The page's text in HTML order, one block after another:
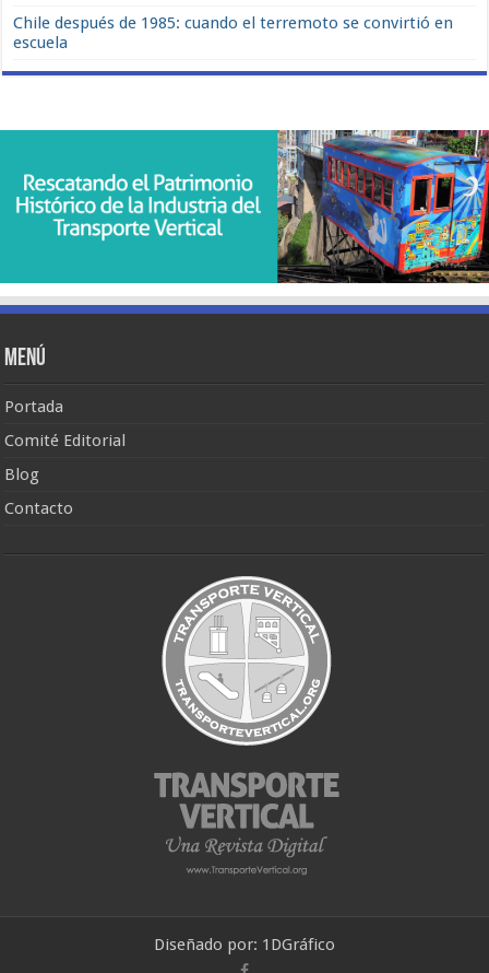
Chile después de 1985: cuando el terremoto se convirtió en
escuela
Menú
Portada
Comité Editorial
Blog
Contacto
Diseñado por: 1DGráfico